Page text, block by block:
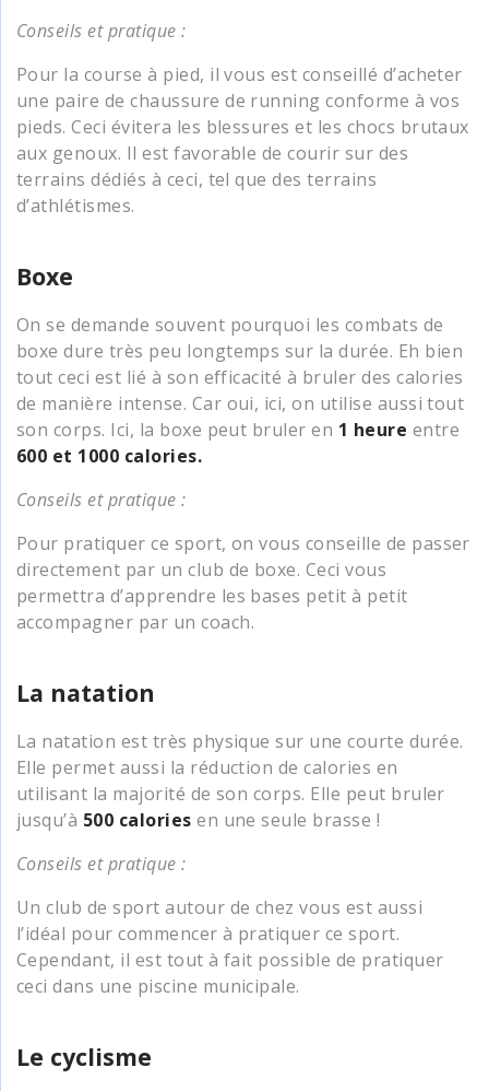
Conseils et pratique :
Pour la course à pied, il vous est conseillé d’acheter
une paire de chaussure de running conforme à vos
pieds. Ceci évitera les blessures et les chocs brutaux
aux genoux. Il est favorable de courir sur des
terrains dédiés à ceci, tel que des terrains
d’athlétismes.
Boxe
On se demande souvent pourquoi les combats de
boxe dure très peu longtemps sur la durée. Eh bien
tout ceci est lié à son efficacité à bruler des calories
de manière intense. Car oui, ici, on utilise aussi tout
son corps. Ici, la boxe peut bruler en 1 heure entre
600 et 1000 calories.
Conseils et pratique :
Pour pratiquer ce sport, on vous conseille de passer
directement par un club de boxe. Ceci vous
permettra d’apprendre les bases petit à petit
accompagner par un coach.
La natation
La natation est très physique sur une courte durée.
Elle permet aussi la réduction de calories en
utilisant la majorité de son corps. Elle peut bruler
jusqu’à 500 calories en une seule brasse !
Conseils et pratique :
Un club de sport autour de chez vous est aussi
l’idéal pour commencer à pratiquer ce sport.
Cependant, il est tout à fait possible de pratiquer
ceci dans une piscine municipale.
Le cyclisme